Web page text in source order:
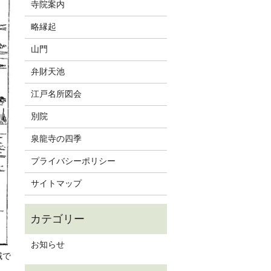
で
寺院案内
略縁起
山門
弁財天池
江戸名所図会
別院
泉龍寺の四季
プライバシーポリシー
サイトマップ
お知らせ